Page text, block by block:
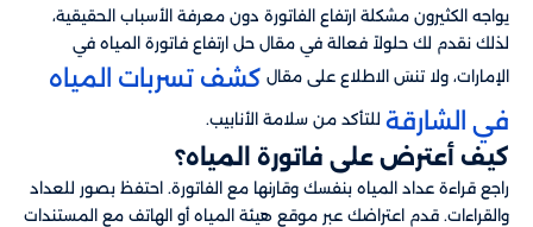
يواجه الكثيرون مشكلة ارتفاع الفاتورة دون معرفة الأسباب الحقيقية،
لذلك نقدم لك حلولاً فعالة في مقال حل ارتفاع فاتورة المياه في
الإمارات، ولا تنسَ الاطلاع على مقال كشف تسربات المياه
في الشارقة للتأكد من سلامة الأنابيب.
كيف أعترض على فاتورة المياه؟
راجع قراءة عداد المياه بنفسك وقارنها مع الفاتورة. احتفظ بصور للعداد
والقراءات. قدم اعتراضك عبر موقع هيئة المياه أو الهاتف مع المستندات